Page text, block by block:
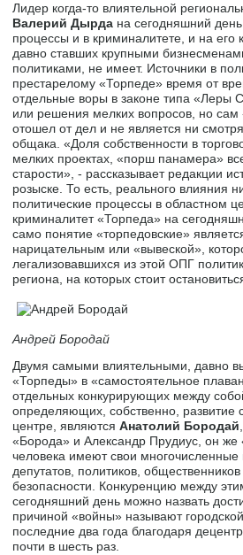
Лидер когда-то влиятельной
Валерий Дырда на сегодняшний
процессы и в криминалитете, и на его
давно ставших крупными
политиками, не имеет. Источники в
престарелому «Торпеде» время от
отдельные воры в законе типа «Леры
или решения мелких вопросов, но сам
отошел от дел и не является ни
общака. «Доля собственности в
мелких проектах, «порш панамера»
старости», - рассказывает редакции
розыске. То есть, реального влияния
политические процессы в областном
криминалитет «Торпеда» на
само понятие «торпедовские»
нарицательным или «вывеской»,
легализовавшихся из этой ОПГ
региона, на которых стоит
Андрей Бородай
Двумя самыми влиятельными, давно
«Торпеды» в «самостоятельное
отдельных конкурирующих между
определяющих, собственно, развитие
центре, являютсяАнатолий Бородай
«Борода» и Александр Прудиус, он же
человека имеют свои
депутатов, политиков, общественников
безопасности. Конкуренцию между
сегодняшний день можно назвать
причиной «войны» называют
последние два года благодаря
почти в шесть раз.